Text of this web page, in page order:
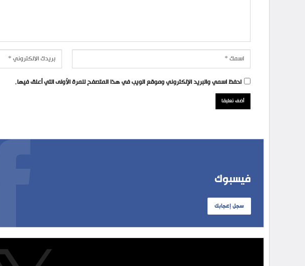
احفظ اسمي والبريد الإلكتروني وموقع الويب في هذا المتصفح للمرة الأولى التي أعلق فيها.
فيسبوك
سجل إعجابك